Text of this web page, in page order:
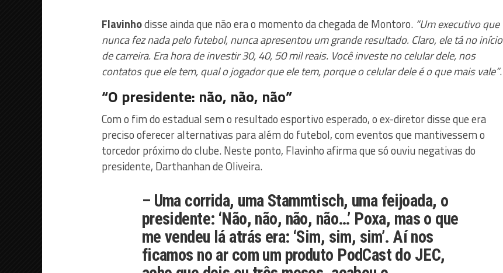
Flavinhodisse ainda que não era o momento da chegada de Montoro. “Um executivo que
nunca fez nada pelo futebol, nunca apresentou um grande resultado. Claro, ele tá no início
de carreira. Era hora de investir 30, 40, 50 mil reais. Você investe no celular dele, nos
contatos que ele tem, qual o jogador que ele tem, porque o celular dele é o que mais vale”.
“O presidente: não, não, não”
Com o fim do estadual sem o resultado esportivo esperado, o ex-diretor disse que era
preciso oferecer alternativas para além do futebol, com eventos que mantivessem o
torcedor próximo do clube. Neste ponto, Flavinho afirma que só ouviu negativas do
presidente, Darthanhan de Oliveira.
– Uma corrida, uma Stammtisch, uma feijoada, o
presidente: ‘Não, não, não, não…’ Poxa, mas o que
me vendeu lá atrás era: ‘Sim, sim, sim’. Aí nos
ficamos no ar com um produto PodCast do JEC,